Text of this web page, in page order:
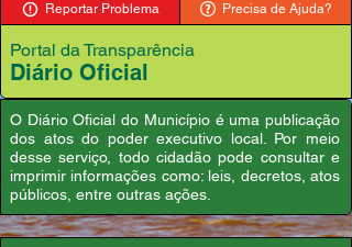
Reportar Problema Precisa de Ajuda?
Portal da Transparência
Diário Oficial
O Diário Oficial do Município é uma publicação
dos atos do poder executivo local. Por meio
desse serviço, todo cidadão pode consultar e
imprimir informações como: leis, decretos, atos
públicos, entre outras ações.